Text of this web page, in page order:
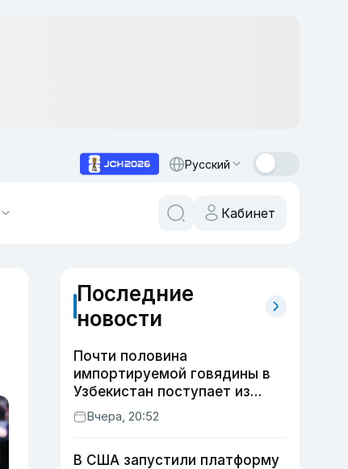
Русский
Кабинет
Последние
новости
Почти половина
импортируемой говядины в
Узбекистан поступает из
Индии
Вчера, 20:52
В США запустили платформу